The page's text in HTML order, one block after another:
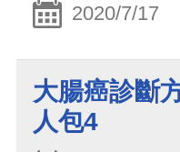
2020/7/17
大腸癌診斷
人包4